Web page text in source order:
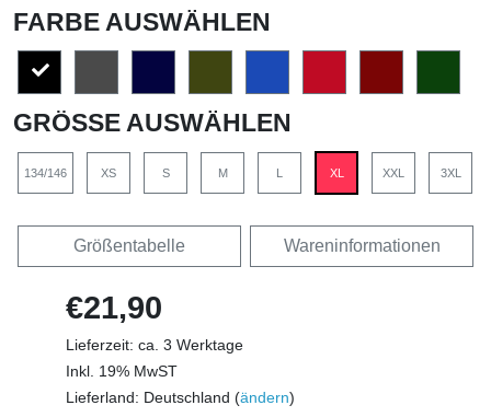
FARBE AUSWÄHLEN
GRÖSSE AUSWÄHLEN
134/146 XS S M L XL XXL 3XL
Größentabelle Wareninformationen
€21,90
Lieferzeit: ca. 3 Werktage
Inkl. 19% MwST
Lieferland: Deutschland (ändern)